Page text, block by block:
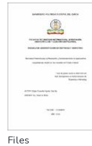
Files